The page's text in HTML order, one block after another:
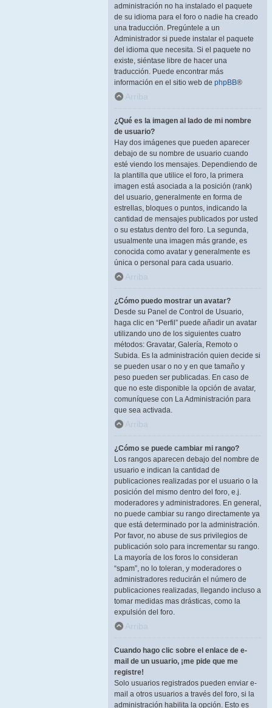
administración no ha instalado el paquete
de su idioma para el foro o nadie ha creado
una traducción. Pregúntele a un
Administrador si puede instalar el paquete
del idioma que necesita. Si el paquete no
existe, siéntase libre de hacer una
traducción. Puede encontrar más
información en el sitio web de phpBB®
Arriba
¿Qué es la imagen al lado de mi nombre
de usuario?
Hay dos imágenes que pueden aparecer
debajo de su nombre de usuario cuando
esté viendo los mensajes. Dependiendo de
la plantilla que utilice el foro, la primera
imagen está asociada a la posición (rank)
del usuario, generalmente en forma de
estrellas, bloques o puntos, indicando la
cantidad de mensajes publicados por usted
o su estatus dentro del foro. La segunda,
usualmente una imagen más grande, es
conocida como avatar y generalmente es
única o personal para cada usuario.
Arriba
¿Cómo puedo mostrar un avatar?
Desde su Panel de Control de Usuario,
haga clic en “Perfil” puede añadir un avatar
utilizando uno de los siguientes cuatro
métodos: Gravatar, Galería, Remoto o
Subida. Es la administración quien decide si
se pueden usar o no y en que tamaño y
peso pueden ser publicadas. En caso de
que no este disponible la opción de avatar,
comuníquese con La Administración para
que sea activada.
Arriba
¿Cómo se puede cambiar mi rango?
Los rangos aparecen debajo del nombre de
usuario e indican la cantidad de
publicaciones realizadas por el usuario o la
posición del mismo dentro del foro, e.j.
moderadores y administradores. En general,
no puede cambiar su rango directamente ya
que está determinado por la administración.
Por favor, no abuse de sus privilegios de
publicación solo para incrementar su rango.
La mayoría de los foros lo consideran
“spam”, no lo toleran, y moderadores o
administradores reducirán el número de
publicaciones realizadas, llegando incluso a
tomar medidas mas drásticas, como la
expulsión del foro.
Arriba
Cuando hago clic sobre el enlace de e-
mail de un usuario, ¡me pide que me
registre!
Solo usuarios registrados pueden enviar e-
mail a otros usuarios a través del foro, si la
administración habilita la opción. Esto es